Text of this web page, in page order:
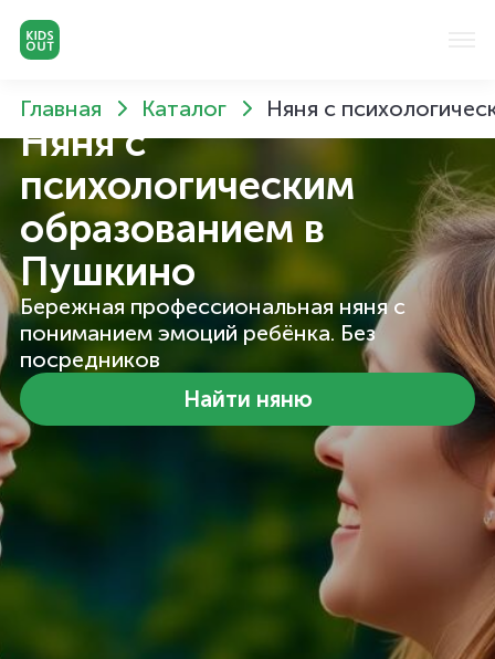
Главная Каталог Няня с
Няня с
психологическим
образованием в
Пушкино
Бережная профессиональная няня с
пониманием эмоций ребёнка. Без
посредников
Найти няню